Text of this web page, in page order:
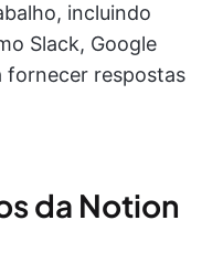
incluindo
Slack, Google
fornecer respostas
da Notion